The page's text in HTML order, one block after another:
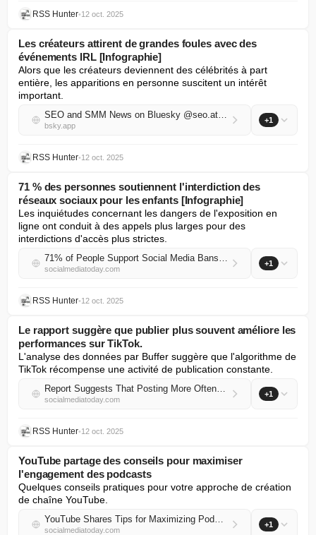
RSS Hunter•12 oct. 2025
Les créateurs attirent de grandes foules avec des
événements IRL [Infographie]
Alors que les créateurs deviennent des célébrités à part
entière, les apparitions en personne suscitent un intérêt
important.
SEO and SMM News on Bluesky @seo.at.thenote.app
bsky.app
+1
RSS Hunter•12 oct. 2025
71 % des personnes soutiennent l'interdiction des
réseaux sociaux pour les enfants [Infographie]
Les inquiétudes concernant les dangers de l'exposition en
ligne ont conduit à des appels plus larges pour des
interdictions d'accès plus strictes.
71% of People Support Social Media Bans for Children [Infographic]
socialmediatoday.com
+1
RSS Hunter•12 oct. 2025
Le rapport suggère que publier plus souvent améliore les
performances sur TikTok.
L'analyse des données par Buffer suggère que l'algorithme de
TikTok récompense une activité de publication constante.
Report Suggests That Posting More Often Increases TikTok Performance
socialmediatoday.com
+1
RSS Hunter•12 oct. 2025
YouTube partage des conseils pour maximiser
l'engagement des podcasts
Quelques conseils pratiques pour votre approche de création
de chaîne YouTube.
YouTube Shares Tips for Maximizing Podcast Engagement
socialmediatoday.com
+1